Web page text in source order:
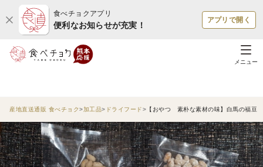
食べチョクアプリ
便利なお知らせが充実！
アプリで開く
メニュー
産地直送通販 食べチョク 加工品 ドライフード 【おやつ 素朴な素材の味】白馬の福